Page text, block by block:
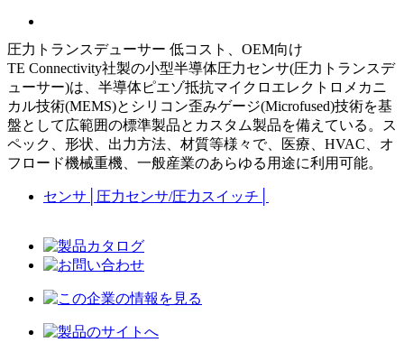
圧力トランスデューサー 低コスト、OEM向け
TE Connectivity社製の小型半導体圧力センサ(圧力トランスデ
ューサー)は、半導体ピエゾ抵抗マイクロエレクトロメカニ
カル技術(MEMS)とシリコン歪みゲージ(Microfused)技術を基
盤として広範囲の標準製品とカスタム製品を備えている。ス
ペック、形状、出力方法、材質等様々で、医療、HVAC、オ
フロード機械重機、一般産業のあらゆる用途に利用可能。
センサ 圧力センサ/圧力スイッチ